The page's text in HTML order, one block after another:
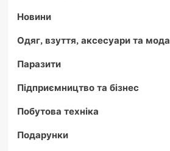
Новини
Одяг, взуття, аксесуари та мода
Паразити
Підприємництво та бізнес
Побутова техніка
Подарунки